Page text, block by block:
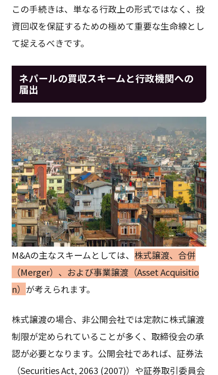
この手続きは、単なる行政上の形式ではなく、投
資回収を保証するための極めて重要な生命線とし
て捉えるべきです。
ネパールの買収スキームと行政機関への
届出
M&Aの主なスキームとしては、 株式譲渡、合併
（Merger）、および事業譲渡（Asset Acquisitio
n） が考えられます。
株式譲渡の場合、非公開会社では定款に株式譲渡
制限が定められていることが多く、取締役会の承
認が必要となります。公開会社であれば、証券法
（Securities Act, 2063 (2007)）や証券取引委員会